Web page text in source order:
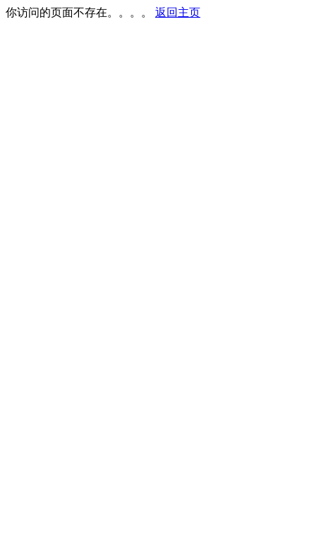
你访问的页面不存在。。。。 返回主页